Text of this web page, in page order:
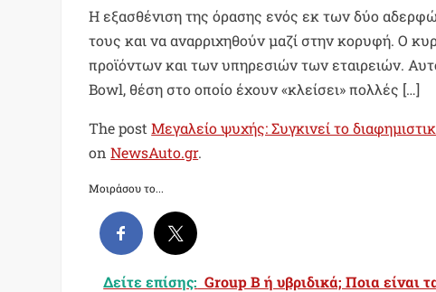
Η εξασθένιση της όρασης ενός εκ των δύο
τους και να αναρριχηθούν μαζί στην κορυφή. Ο
προϊόντων και των υπηρεσιών των εταιρειών.
Bowl, θέση στο οποίο έχουν «κλείσει» πολλές […]
The postΜεγαλείο ψυχής: Συγκινεί το
onNewsAuto.gr.
Μοιράσου το...
Δείτε επίσης: Group B ή υβριδικά; Ποια είναι